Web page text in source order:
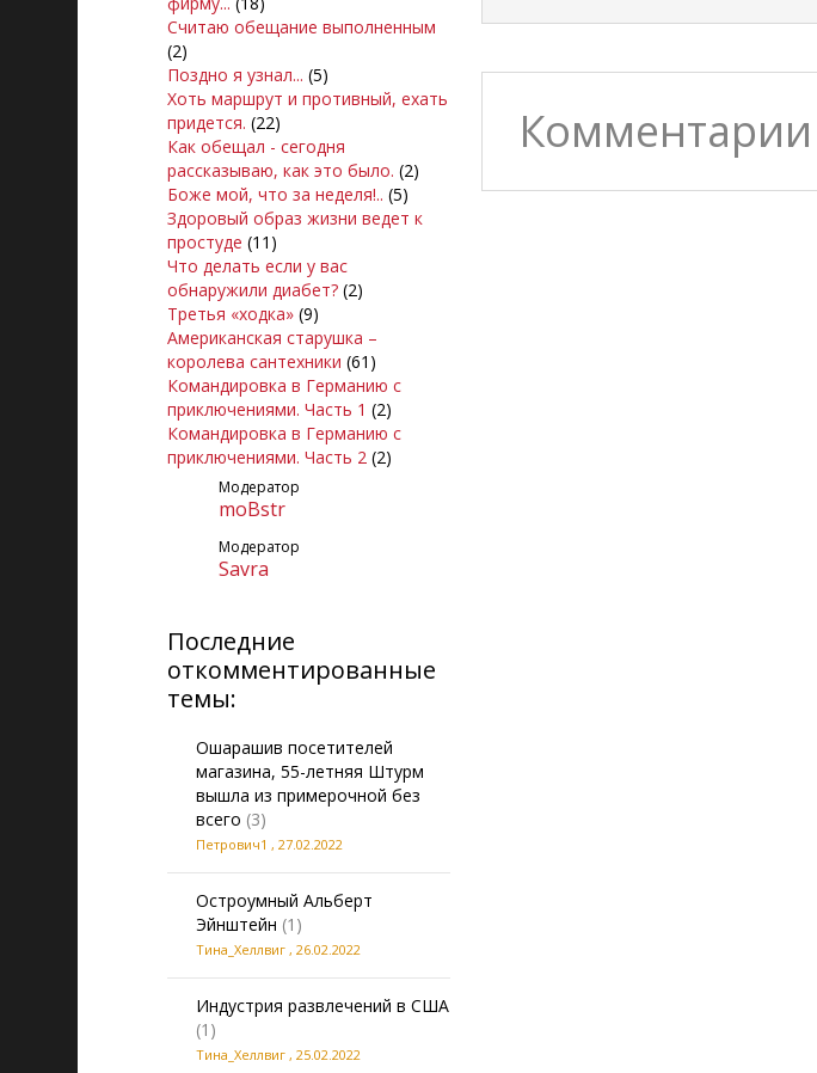
Считаю обещание выполненным
(2)
Поздно я узнал... (5)
Хоть маршрут и противный, ехать
придется. (22)
Как обещал - сегодня
рассказываю, как это было. (2)
Боже мой, что за неделя!.. (5)
Здоровый образ жизни ведет к
простуде (11)
Что делать если у вас
обнаружили диабет? (2)
Третья «ходка» (9)
Американская старушка –
королева сантехники (61)
Командировка в Германию с
приключениями. Часть 1 (2)
Командировка в Германию с
приключениями. Часть 2 (2)
Модератор
moBstr
Модератор
Savra
Последние
откомментированные
темы:
Ошарашив посетителей
магазина, 55-летняя Штурм
вышла из примерочной без
всего (3)
Петрович1 , 27.02.2022
Остроумный Альберт
Эйнштейн (1)
Тина_Хеллвиг , 26.02.2022
Индустрия развлечений в США
(1)
Тина_Хеллвиг , 25.02.2022